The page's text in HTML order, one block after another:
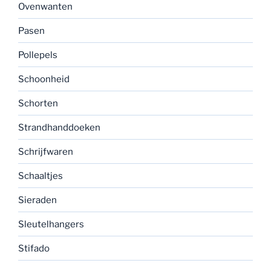
Ovenwanten
Pasen
Pollepels
Schoonheid
Schorten
Strandhanddoeken
Schrijfwaren
Schaaltjes
Sieraden
Sleutelhangers
Stifado